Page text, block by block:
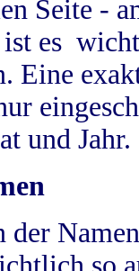
Seite -
es
Eine
und Jahr.
der